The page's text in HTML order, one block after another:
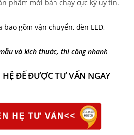
phẩm mới bán chạy cực kỳ uy tín.
bao gồm vận chuyển, đèn LED,
và kích thước, thi công nhanh
HỆ ĐỂ ĐƯỢC TƯ VẤN NGAY